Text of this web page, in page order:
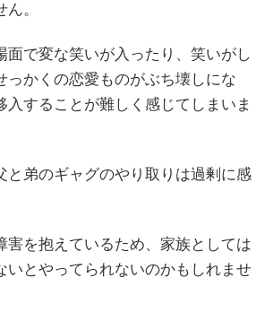
。
面で変な笑いが入ったり、笑いがし
っかくの恋愛ものがぶち壊しにな
入することが難しく感じてしまいま
と弟のギャグのやり取りは過剰に感
害を抱えているため、家族としては
いとやってられないのかもしれませ